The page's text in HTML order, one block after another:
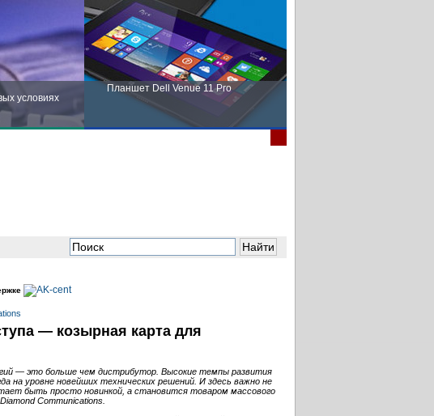
условиях
Планшет Dell Venue 11 Pro
— козырная карта для
— это больше чем дистрибутор. Высокие темпы развития
на уровне новейших технических решений. И здесь важно не
быть просто новинкой, а становится товаром массового
Communications.